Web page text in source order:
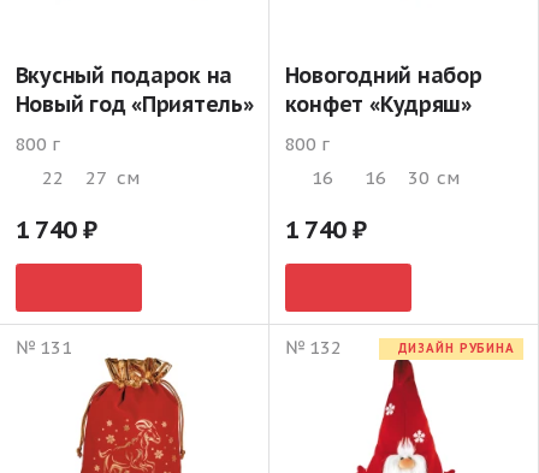
Вкусный подарок на
Новый год «Приятель»
800 г
22
27 см
1 740
Новогодний набор
конфет «Кудряш»
800 г
16
16 30 см
1 740
№ 131 № 132 ДИЗАЙН РУБИНА